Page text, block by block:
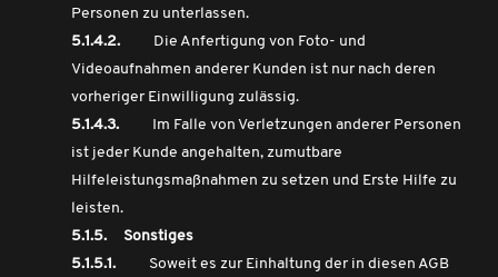
Personen zu unterlassen.
5.1.4.2.
Die Anfertigung von Foto- und
Videoaufnahmen anderer Kunden ist nur nach deren
vorheriger Einwilligung zulässig.
5.1.4.3.
Im Falle von Verletzungen anderer Personen
ist jeder Kunde angehalten, zumutbare
Hilfeleistungsmaßnahmen zu setzen und Erste Hilfe zu
leisten.
5.1.5. Sonstiges
5.1.5.1. Soweit es zur Einhaltung der in diesen AGB